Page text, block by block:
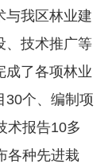
与我区林业建
、技术推广等
成了各项林业
30个、编制项
术报告10多
各种先进栽